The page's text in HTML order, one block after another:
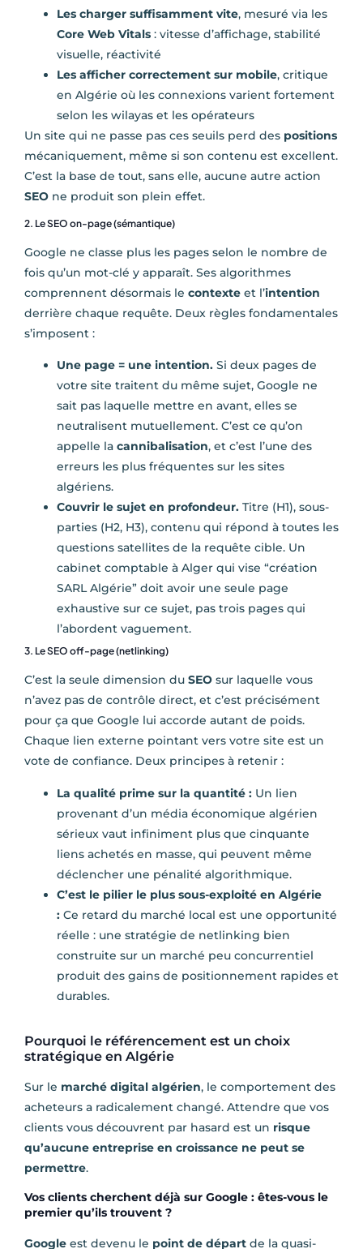
Les charger suffisamment vite, mesuré via les
Core Web Vitals : vitesse d’affichage, stabilité
visuelle, réactivité
Les afficher correctement sur mobile, critique
en Algérie où les connexions varient fortement
selon les wilayas et les opérateurs
Un site qui ne passe pas ces seuils perd des positions
mécaniquement, même si son contenu est excellent.
C’est la base de tout, sans elle, aucune autre action
SEO ne produit son plein effet.
2. Le SEO on-page (sémantique)
Google ne classe plus les pages selon le nombre de
fois qu’un mot-clé y apparaît. Ses algorithmes
comprennent désormais le contexte et l’intention
derrière chaque requête. Deux règles fondamentales
s’imposent :
Une page = une intention. Si deux pages de
votre site traitent du même sujet, Google ne
sait pas laquelle mettre en avant, elles se
neutralisent mutuellement. C’est ce qu’on
appelle la cannibalisation, et c’est l’une des
erreurs les plus fréquentes sur les sites
algériens.
Couvrir le sujet en profondeur. Titre (H1), sous-
parties (H2, H3), contenu qui répond à toutes les
questions satellites de la requête cible. Un
cabinet comptable à Alger qui vise “création
SARL Algérie” doit avoir une seule page
exhaustive sur ce sujet, pas trois pages qui
l’abordent vaguement.
3. Le SEO off-page (netlinking)
C’est la seule dimension du SEO sur laquelle vous
n’avez pas de contrôle direct, et c’est précisément
pour ça que Google lui accorde autant de poids.
Chaque lien externe pointant vers votre site est un
vote de confiance. Deux principes à retenir :
La qualité prime sur la quantité : Un lien
provenant d’un média économique algérien
sérieux vaut infiniment plus que cinquante
liens achetés en masse, qui peuvent même
déclencher une pénalité algorithmique.
C’est le pilier le plus sous-exploité en Algérie
: Ce retard du marché local est une opportunité
réelle : une stratégie de netlinking bien
construite sur un marché peu concurrentiel
produit des gains de positionnement rapides et
durables.
Pourquoi le référencement est un choix
stratégique en Algérie
Sur le marché digital algérien, le comportement des
acheteurs a radicalement changé. Attendre que vos
clients vous découvrent par hasard est un risque
qu’aucune entreprise en croissance ne peut se
permettre.
Vos clients cherchent déjà sur Google : êtes-vous le
premier qu’ils trouvent ?
Google est devenu le point de départ de la quasi-